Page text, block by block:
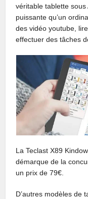
véritable tablette
puissante qu’un
des vidéo youtube,
effectuer des tâches
La Teclast X89
démarque de la
un prix de 79€.
D’autres modèles de